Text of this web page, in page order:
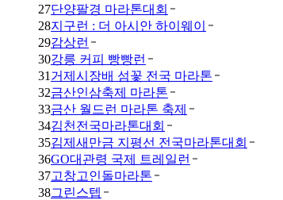
27단양팔경 마라톤대회
28지구런 : 더 아시안 하이웨이
29감상런
30강릉 커피 빵빵런
31 거제시장배 섬꽃 전국 마라톤
32금산인삼축제 마라톤
33금산 월드런 마라톤 축제
34김천전국마라톤대회
35김제새만금 지평선 전국마라톤대회
36GO대관령 국제 트레일런
37고창고인돌마라톤
38그린스텝